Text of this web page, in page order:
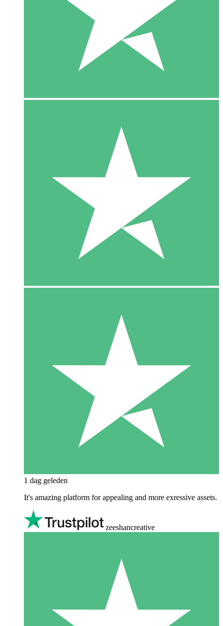
1 dag geleden
It's amazing platform for appealing and more exressive assets.
zeeshancreative